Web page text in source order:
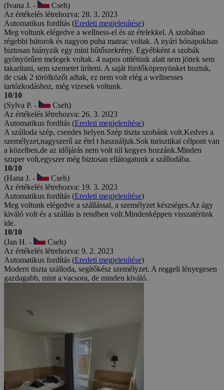
(Ivana J. -
Cseh)
Az értékelés létrehozva: 28. 3. 2023
Automatikus fordítás (Eredeti megjelenítése)
Meg voltunk elégedve a wellness-el és az ételekkel. A szobában
régebbi bútorok és nagyon puha matrac voltak. A nyári hónapokban
biztosan hiányzik egy mini hűtőszekrény. Egyébként a szobák
gyönyörűen melegek voltak. 4 napos ottlétünk alatt nem jöttek sem
takarítani, sem szemetet üríteni. A saját fürdőköpenyünket hoztuk,
de csak 2 törölközőt adtak, ez nem volt elég a wellnesses
tartózkodáshoz, még vizesek voltunk.
10/10
(Sylva P. -
Cseh)
Az értékelés létrehozva: 26. 3. 2023
Automatikus fordítás (Eredeti megjelenítése)
A szálloda szép, csendes helyen.Szép tiszta szobánk volt.Kedves a
személyzet,nagyszerű az étel t használjuk.Sok turisztikai célpont van
a közelben,de az időjárás nem volt túl kegyes hozzánk.Minden
szuper volt,egyszer még biztosan ellátogatunk a szállodába.
10/10
(Hana J. -
Cseh)
Az értékelés létrehozva: 19. 3. 2023
Automatikus fordítás (Eredeti megjelenítése)
Meg voltunk elégedve a szállással, a személyzet készséges.Az ágy
kiváló volt és a szállás is rendben volt.Mindenképpen visszatérünk
ide.
10/10
(Jan H. -
Cseh)
Az értékelés létrehozva: 9. 2. 2023
Automatikus fordítás (Eredeti megjelenítése)
Modern tiszta szálloda, segítőkész személyzet. A reggeli lényegesen
gazdagabb, mint a vacsora, de minden kiváló.